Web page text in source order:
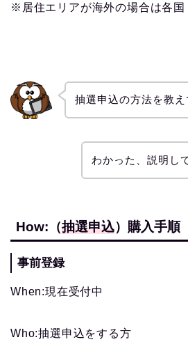
※居住エリアが海外の場合は各国
抽選申込の方法を教え
わかった、説明し
How:（抽選申込）購入手順
事前登録
When:現在受付中
Who:抽選申込をする方